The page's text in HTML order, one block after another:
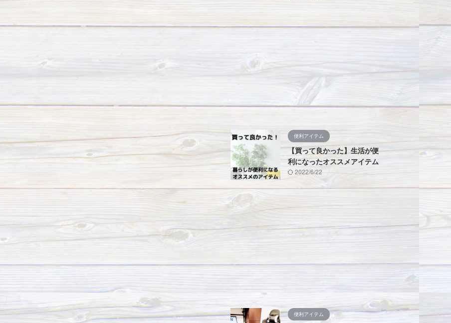
便利アイテム
【買って良かった】生活が便
利になったオススメアイテム
2022/6/22
便利アイテム